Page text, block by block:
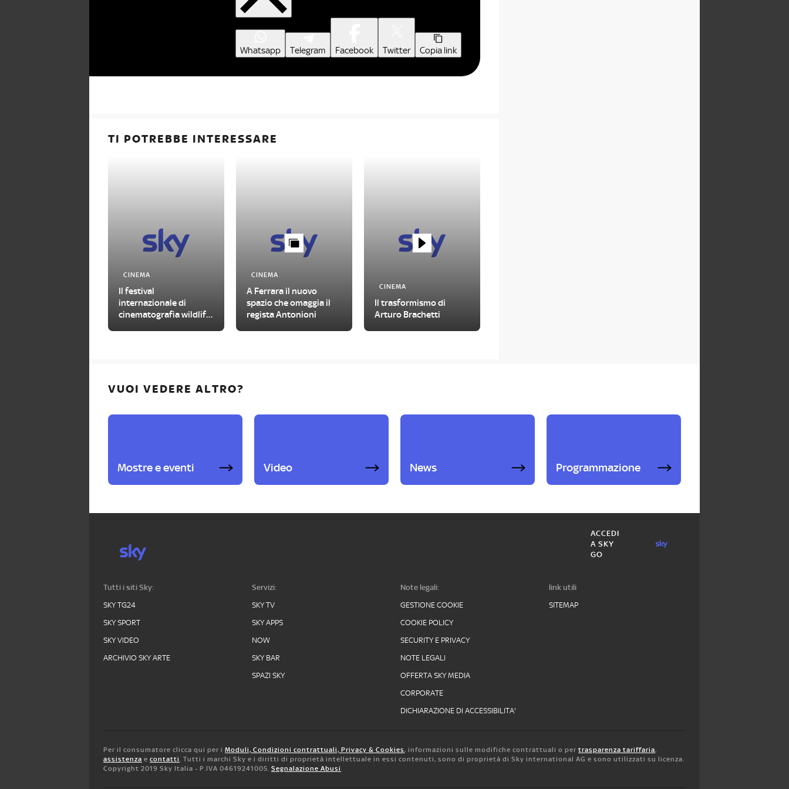
Whatsapp Telegram Facebook Twitter Copia link
TI POTREBBE INTERESSARE
CINEMA
Il festival
internazionale di
cinematografia wildlife
CINEMA
A Ferrara il nuovo
spazio che omaggia il
regista Antonioni
CINEMA
Il trasformismo di
Arturo Brachetti
VUOI VEDERE ALTRO?
Mostre e eventi Video News Programmazione
ACCEDI
A SKY
GO
Tutti i siti Sky:
SKY TG24
SKY SPORT
SKY VIDEO
ARCHIVIO SKY ARTE
Servizi:
SKY TV
SKY APPS
NOW
SKY BAR
SPAZI SKY
Note legali:
GESTIONE COOKIE
COOKIE POLICY
SECURITY E PRIVACY
NOTE LEGALI
OFFERTA SKY MEDIA
CORPORATE
DICHIARAZIONE DI ACCESSIBILITA'
link utili
SITEMAP
Per il consumatore clicca qui per i Moduli, Condizioni contrattuali, Privacy & Cookies, informazioni sulle modifiche contrattuali o per trasparenza tariffaria,
assistenza e contatti. Tutti i marchi Sky e i diritti di proprietà intellettuale in essi contenuti, sono di proprietà di Sky international AG e sono utilizzati su licenza.
Copyright 2019 Sky Italia - P.IVA 04619241005. Segnalazione Abusi